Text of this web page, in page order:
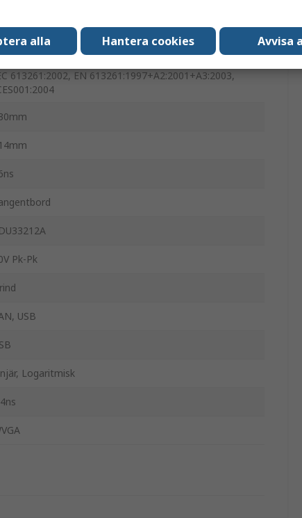
613261:2002, EN 613261:1997+A2:2001+A3:2003,
Pk-Pk
USB
Logaritmisk
alla Hantera cookies Avvisa